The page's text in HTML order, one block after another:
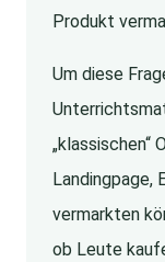
Produkt
Um diese
„klassischen“
Landingpage,
vermarkten
ob Leute